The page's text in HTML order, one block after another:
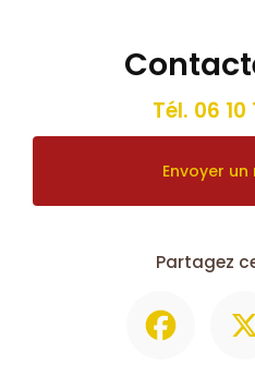
Tél. 06 10
Envoyer
Partagez